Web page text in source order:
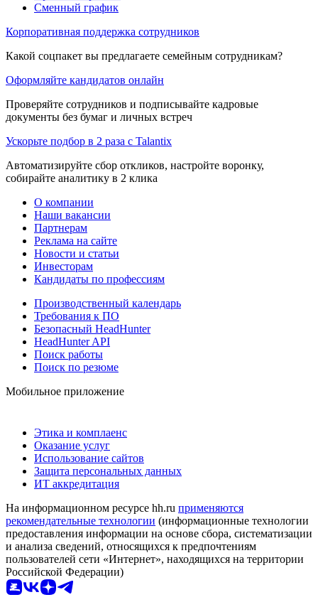
Сменный график
Корпоративная поддержка сотрудников
Какой соцпакет вы предлагаете семейным сотрудникам?
Оформляйте кандидатов онлайн
Проверяйте сотрудников и подписывайте кадровые
документы без бумаг и личных встреч
Ускорьте подбор в 2 раза с Talantix
Автоматизируйте сбор откликов, настройте воронку,
собирайте аналитику в 2 клика
О компании
Наши вакансии
Партнерам
Реклама на сайте
Новости и статьи
Инвесторам
Кандидаты по профессиям
Производственный календарь
Требования к ПО
Безопасный HeadHunter
HeadHunter API
Поиск работы
Поиск по резюме
Мобильное приложение
Этика и комплаенс
Оказание услуг
Использование сайтов
Защита персональных данных
ИТ аккредитация
На информационном ресурсе hh.ru применяются
рекомендательные технологии (информационные технологии
предоставления информации на основе сбора, систематизации
и анализа сведений, относящихся к предпочтениям
пользователей сети «Интернет», находящихся на территории
Российской Федерации)